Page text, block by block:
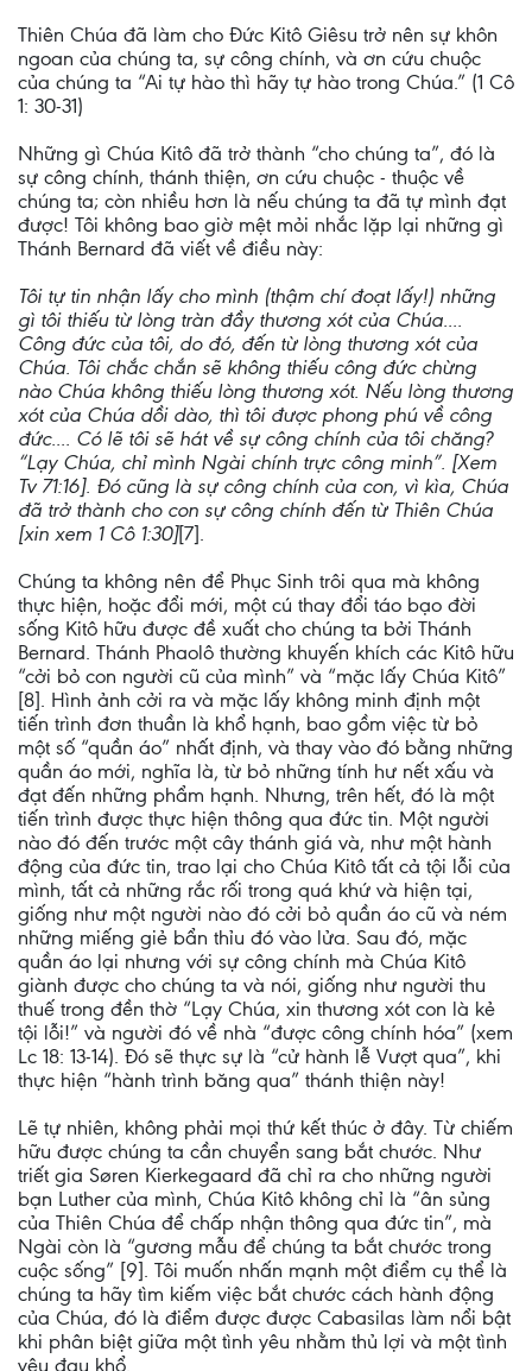
Thiên Chúa đã làm cho Đức Kitô Giêsu trở nên sự khôn
ngoan của chúng ta, sự công chính, và ơn cứu chuộc
của chúng ta “Ai tự hào thì hãy tự hào trong Chúa.” (1 Cô
1: 30-31)
Những gì Chúa Kitô đã trở thành “cho chúng ta”, đó là
sự công chính, thánh thiện, ơn cứu chuộc - thuộc về
chúng ta; còn nhiều hơn là nếu chúng ta đã tự mình đạt
được! Tôi không bao giờ mệt mỏi nhắc lặp lại những gì
Thánh Bernard đã viết về điều này:
Tôi tự tin nhận lấy cho mình (thậm chí đoạt lấy!) những
gì tôi thiếu từ lòng tràn đầy thương xót của Chúa....
Công đức của tôi, do đó, đến từ lòng thương xót của
Chúa. Tôi chắc chắn sẽ không thiếu công đức chừng
nào Chúa không thiếu lòng thương xót. Nếu lòng thương
xót của Chúa dồi dào, thì tôi được phong phú về công
đức.... Có lẽ tôi sẽ hát về sự công chính của tôi chăng?
“Lạy Chúa, chỉ mình Ngài chính trực công minh”. [Xem
Tv 71:16]. Đó cũng là sự công chính của con, vì kìa, Chúa
đã trở thành cho con sự công chính đến từ Thiên Chúa
[xin xem 1 Cô 1:30][7].
Chúng ta không nên để Phục Sinh trôi qua mà không
thực hiện, hoặc đổi mới, một cú thay đổi táo bạo đời
sống Kitô hữu được đề xuất cho chúng ta bởi Thánh
Bernard. Thánh Phaolô thường khuyến khích các Kitô hữu
“cởi bỏ con người cũ của mình” và “mặc lấy Chúa Kitô”
[8]. Hình ảnh cởi ra và mặc lấy không minh định một
tiến trình đơn thuần là khổ hạnh, bao gồm việc từ bỏ
một số “quần áo” nhất định, và thay vào đó bằng những
quần áo mới, nghĩa là, từ bỏ những tính hư nết xấu và
đạt đến những phẩm hạnh. Nhưng, trên hết, đó là một
tiến trình được thực hiện thông qua đức tin. Một người
nào đó đến trước một cây thánh giá và, như một hành
động của đức tin, trao lại cho Chúa Kitô tất cả tội lỗi của
mình, tất cả những rắc rối trong quá khứ và hiện tại,
giống như một người nào đó cởi bỏ quần áo cũ và ném
những miếng giẻ bẩn thỉu đó vào lửa. Sau đó, mặc
quần áo lại nhưng với sự công chính mà Chúa Kitô
giành được cho chúng ta và nói, giống như người thu
thuế trong đền thờ “Lạy Chúa, xin thương xót con là kẻ
tội lỗi!” và người đó về nhà “được công chính hóa” (xem
Lc 18: 13-14). Đó sẽ thực sự là “cử hành lễ Vượt qua”, khi
thực hiện “hành trình băng qua” thánh thiện này!
Lẽ tự nhiên, không phải mọi thứ kết thúc ở đây. Từ chiếm
hữu được chúng ta cần chuyển sang bắt chước. Như
triết gia Søren Kierkegaard đã chỉ ra cho những người
bạn Luther của mình, Chúa Kitô không chỉ là “ân sủng
của Thiên Chúa để chấp nhận thông qua đức tin”, mà
Ngài còn là “gương mẫu để chúng ta bắt chước trong
cuộc sống” [9]. Tôi muốn nhấn mạnh một điểm cụ thể là
chúng ta hãy tìm kiếm việc bắt chước cách hành động
của Chúa, đó là điểm được được Cabasilas làm nổi bật
khi phân biệt giữa một tình yêu nhằm thủ lợi và một tình
yêu đau khổ.